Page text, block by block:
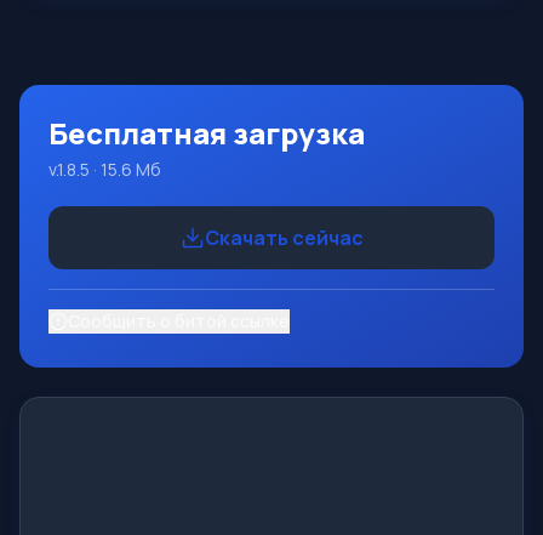
Бесплатная загрузка
v.1.8.5 · 15.6 Mб
Скачать сейчас